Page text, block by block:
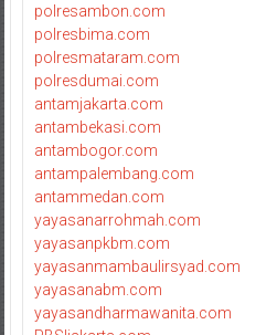
polresambon.com
polresbima.com
polresmataram.com
polresdumai.com
antamjakarta.com
antambekasi.com
antambogor.com
antampalembang.com
antammedan.com
yayasanarrohmah.com
yayasanpkbm.com
yayasanmambaulirsyad.com
yayasanabm.com
yayasandharmawanita.com